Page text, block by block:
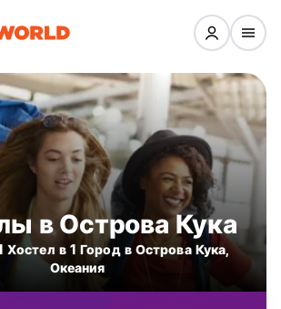
в Острова Кука
Хостел в 1 Город в Острова Кука,
Океания